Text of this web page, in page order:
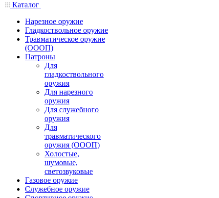
Каталог
Нарезное оружие
Гладкоствольное оружие
Травматическое оружие
(ОООП)
Патроны
Для
гладкоствольного
оружия
Для нарезного
оружия
Для служебного
оружия
Для
травматического
оружия (ОООП)
Холостые,
шумовые,
светозвуковые
Газовое оружие
Служебное оружие